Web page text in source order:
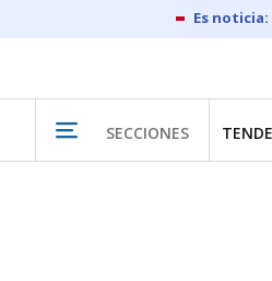
SECCIONES